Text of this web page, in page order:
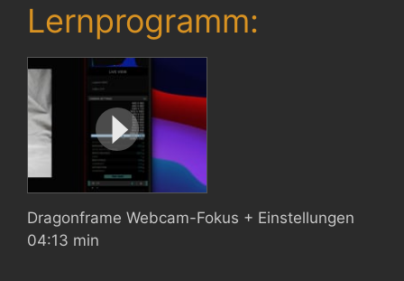
Lernprogramm:
Dragonframe Webcam-Fokus + Einstellungen
04:13 min